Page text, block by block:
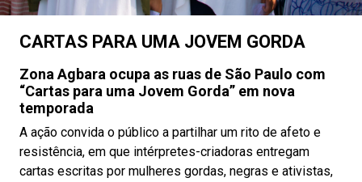
CARTAS PARA UMA JOVEM GORDA
Zona Agbara ocupa as ruas de São Paulo com
“Cartas para uma Jovem Gorda” em nova
temporada
A ação convida o público a partilhar um rito de afeto e
resistência, em que intérpretes-criadoras entregam
cartas escritas por mulheres gordas, negras e ativistas,